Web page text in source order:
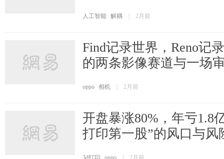
人工智能 解耦 2月前
Find记录世界，Reno记
的两条影像赛道与一场
oppo 相机 2月前
开盘暴涨80%，年亏1.8
打印第一股”的风口与风
3d打印 oppo 2月前